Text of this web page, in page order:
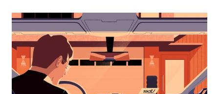
で
ン
ダ
ー
を
操